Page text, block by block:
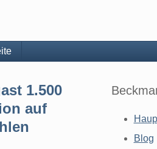
1.500
auf
Blog